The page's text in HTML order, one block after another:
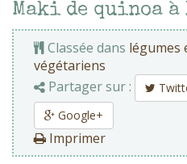
Maki de quinoa à
Classée dans légumes
végétariens
Partager sur :
Google+
Imprimer